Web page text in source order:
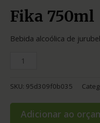
Fika 750ml
Bebida alcoólica de
SKU: 95d309f0b035
Adicionar ao